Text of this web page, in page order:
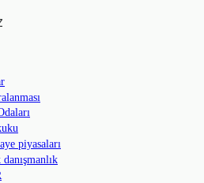
piyasaları